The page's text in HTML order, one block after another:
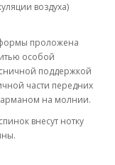
воздуха)
проложена
особой
поддержкой
части передних
на молнии.
внесут нотку